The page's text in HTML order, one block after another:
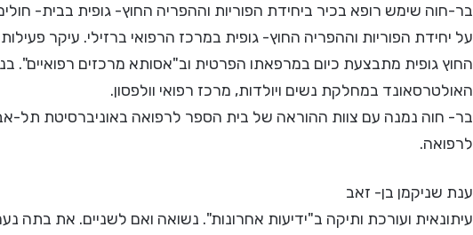
בר-חוה שימש רופא בכיר ביחידת הפוריות וההפריה החוץ- גופית בבית-
על יחידת הפוריות וההפריה החוץ- גופית במרכז הרפואי ברזילי. עיקר
החוץ גופית מתבצעת כיום במרפאתו הפרטית וב"אסותא מרכזים רפואיים".
האולטרסאונד במחלקת נשים ויולדות, מרכז רפואי וולפסון.
בר- חוה נמנה עם צוות ההוראה של בית הספר לרפואה באוניברסיטת תל-
לרפואה.
ענת שניקמן בן- זאב
עיתונאית ועורכת ותיקה ב"ידיעות אחרונות". נשואה ואם לשניים. את בתה